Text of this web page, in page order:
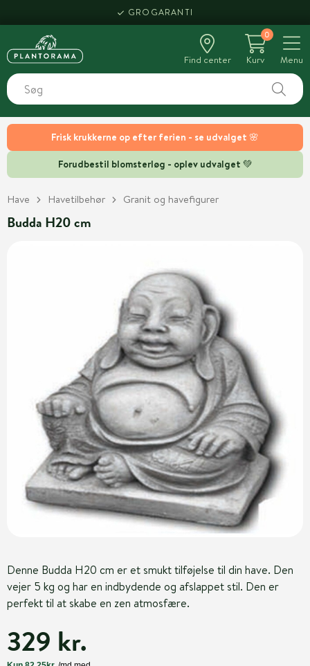
Frisk krukkerne op efter ferien - se udvalget 🌸
Forudbestil blomsterløg - oplev udvalget 💚
GROGARANTI
Find center
0
Kurv
Menu
Have Havetilbehør Granit og havefigurer
Budda H20 cm
Denne Budda H20 cm er et smukt tilføjelse til din have. Den
vejer 5 kg og har en indbydende og afslappet stil. Den er
perfekt til at skabe en zen atmosfære.
329 kr.